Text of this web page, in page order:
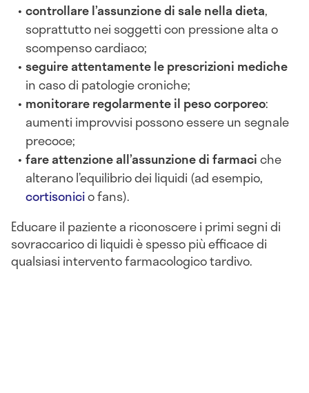
controllare l’assunzione di sale nella dieta,
soprattutto nei soggetti con pressione alta o
scompenso cardiaco;
seguire attentamente le prescrizioni mediche
in caso di patologie croniche;
monitorare regolarmente il peso corporeo:
aumenti improvvisi possono essere un segnale
precoce;
fare attenzione all’assunzione di farmaciche
alterano l’equilibrio dei liquidi (ad esempio,
cortisonicio fans).
Educare il paziente a riconoscere i primi segni di
sovraccarico di liquidi è spesso più efficace di
qualsiasi intervento farmacologico tardivo.